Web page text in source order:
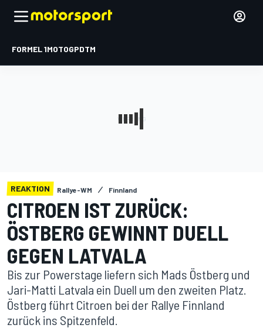
FORMEL 1MOTOGPDTM
REAKTION Rallye-WM Finnland
CITROEN IST ZURÜCK:
ÖSTBERG GEWINNT DUELL
GEGEN LATVALA
Bis zur Powerstage liefern sich Mads Östberg und
Jari-Matti Latvala ein Duell um den zweiten Platz.
Östberg führt Citroen bei der Rallye Finnland
zurück ins Spitzenfeld.